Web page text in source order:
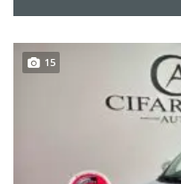
15